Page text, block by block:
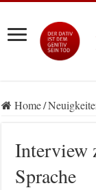
Home/
Interview
Sprache